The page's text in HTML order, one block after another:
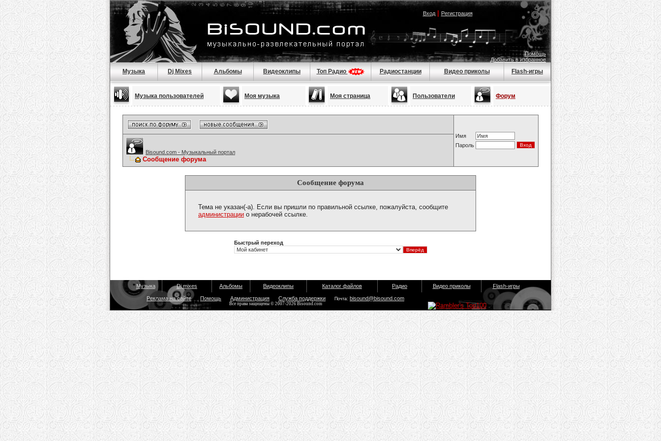
Вход| Регистрация
Помощь
Добавить в избранное
Музыка Dj Mixes Альбомы Видеоклипы Топ Радио Радиостанции Видео приколы Flash-игры
Музыка пользователей Моя музыка Моя страница Пользователи Форум
Имя
Пароль
Bisound.com - Музыкальный портал
Сообщение форума
Сообщение форума
Тема не указан(-а). Если вы пришли по правильной ссылке, пожалуйста, сообщите
администрации о нерабочей ссылке.
Быстрый переход
Музыка Dj mixes Альбомы Видеоклипы Каталог файлов Радио Видео приколы Flash-игры
Реклама на сайте Помощь Администрация Служба поддержки Почта: bisound@bisound.com
Все права защищены © 2007-2026 Bisound.com